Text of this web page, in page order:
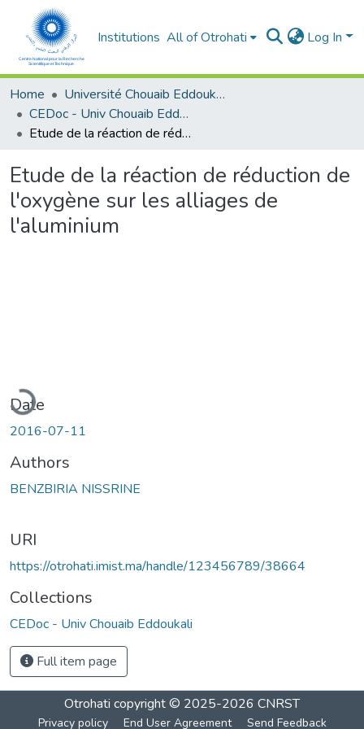
Institutions All of Otrohati Log In
Home
Université Chouaib Eddoukali - El Jadida
CEDoc - Univ Chouaib Eddoukali
Etude de la réaction de réduction de l'oxygène sur les alliages de l'aluminium
Etude de la réaction de réduction de
l'oxygène sur les alliages de
l'aluminium
Date
2016-07-11
Authors
BENZBIRIA NISSRINE
URI
https://otrohati.imist.ma/handle/123456789/38664
Collections
CEDoc - Univ Chouaib Eddoukali
Full item page
Otrohati copyright © 2025-2026 CNRST
Privacy policy End User Agreement Send Feedback